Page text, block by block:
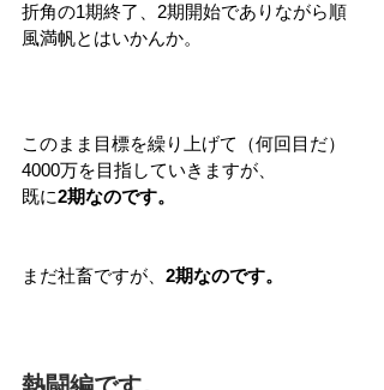
折角の1期終了、2期開始でありながら順
風満帆とはいかんか。
このまま目標を繰り上げて（何回目だ）
4000万を目指していきますが、
既に2期なのです。
まだ社畜ですが、 2期なのです。